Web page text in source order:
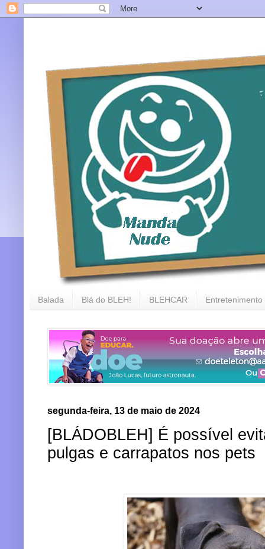
Balada Blá do BLEH! BLEHCAR Entretenimento
segunda-feira, 13 de maio de 2024
[BLÁDOBLEH] É possível
pulgas e carrapatos nos pets